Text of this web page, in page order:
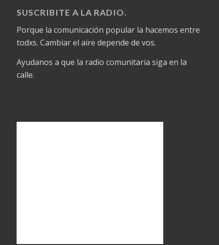
SUSCRIBITE A LA RADIO.
Porque la comunicación popular la hacemos entre
todxs. Cambiar el aire depende de vos.
Ayudanos a que la radio comunitaria siga en la
calle.